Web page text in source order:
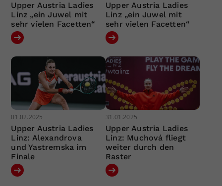
Upper Austria Ladies
Linz „ein Juwel mit
sehr vielen Facetten“
Upper Austria Ladies
Linz „ein Juwel mit
sehr vielen Facetten“
01.02.2025
Upper Austria Ladies
Linz: Alexandrova
und Yastremska im
Finale
31.01.2025
Upper Austria Ladies
Linz: Muchová fliegt
weiter durch den
Raster